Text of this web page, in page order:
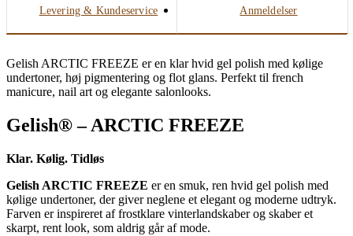
Levering & Kundeservice Anmeldelser
Gelish ARCTIC FREEZE er en klar hvid gel polish med kølige
undertoner, høj pigmentering og flot glans. Perfekt til french
manicure, nail art og elegante salonlooks.
Gelish® – ARCTIC FREEZE
Klar. Kølig. Tidløs
Gelish ARCTIC FREEZE er en smuk, ren hvid gel polish med
kølige undertoner, der giver neglene et elegant og moderne udtryk.
Farven er inspireret af frostklare vinterlandskaber og skaber et
skarpt, rent look, som aldrig går af mode.